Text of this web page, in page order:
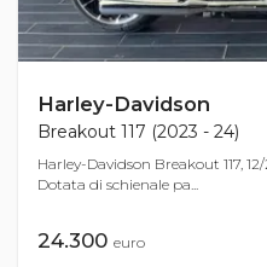
Harley-Davidson
Breakout 117 (2023 - 24)
Harley-Davidson Breakout 117,
Dotata di schienale pa...
24.300 euro